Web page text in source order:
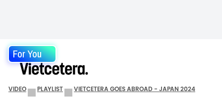
For You
VIDEO PLAYLIST VIETCETERA GOES ABROAD - JAPAN 2024